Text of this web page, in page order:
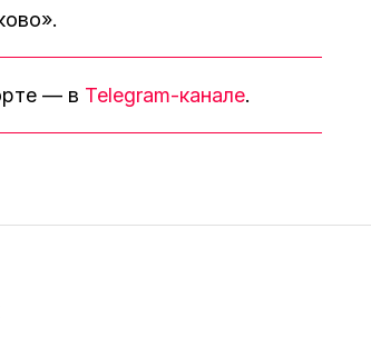
— в Telegram-канале.